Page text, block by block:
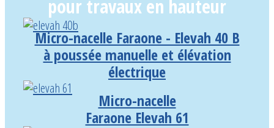
pour travaux en hauteur
Micro-nacelle Faraone - Elevah 40 B
à poussée manuelle et élévation
électrique
Micro-nacelle
Faraone Elevah 61